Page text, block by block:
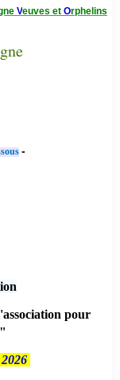
Veuves et Orphelins
-
pour
2026